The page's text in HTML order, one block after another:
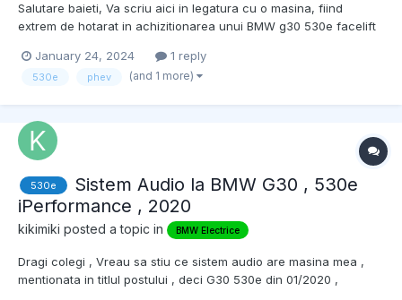
Salutare baieti, Va scriu aici in legatura cu o masina, fiind
extrem de hotarat in achizitionarea unui BMW g30 530e facelift
acest model de masina.. per total cum se descurca.. fiabilitate
etc.. Mai jos v-am lasat un link cu masina si o...
January 24, 2024 1 reply
530e phev (and 1 more)
530e
Sistem Audio la BMW G30 , 530e
iPerformance , 2020
kikimiki posted a topic in BMW Electrice
Dragi colegi , Vreau sa stiu ce sistem audio are masina mea ,
mentionata in titlul postului , deci G30 530e din 01/2020 ,